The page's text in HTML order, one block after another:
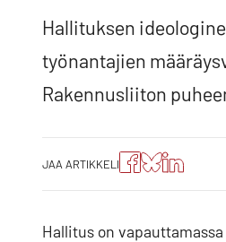
Hallituksen
työnantajien
Rakennusliiton
JAA ARTIKKELI
JaaJaaJako:
Hallitus on